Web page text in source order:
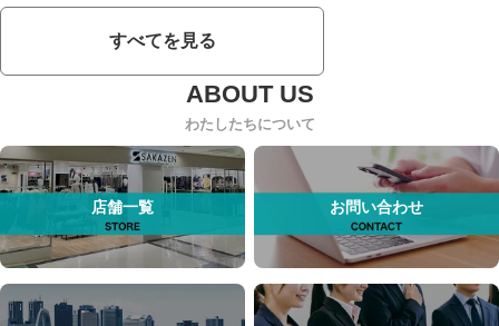
すべてを見る
わたしたちについて
店舗一覧 お問い合わせ